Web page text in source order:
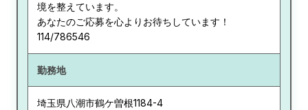
境を整えています。
あなたのご応募を心よりお待ちしています！
114/786546
勤務地
埼玉県八潮市鶴ケ曽根1184-4